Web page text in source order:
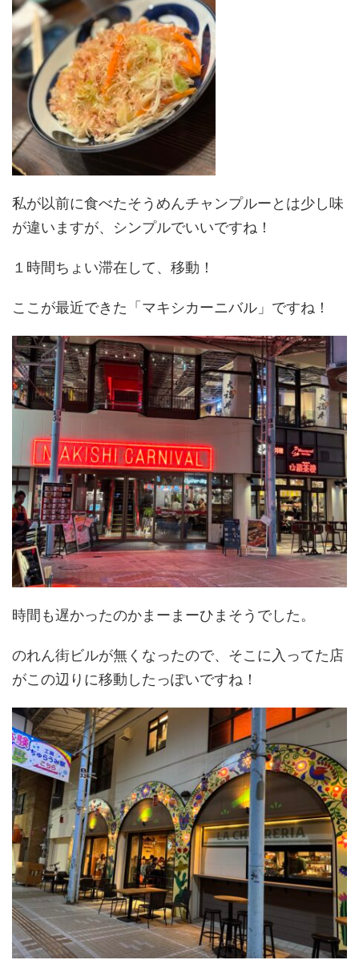
私が以前に食べたそうめんチャンプルーとは少し味
が違いますが、シンプルでいいですね！
１時間ちょい滞在して、移動！
ここが最近できた「マキシカーニバル」ですね！
時間も遅かったのかまーまーひまそうでした。
のれん街ビルが無くなったので、そこに入ってた店
がこの辺りに移動したっぽいですね！